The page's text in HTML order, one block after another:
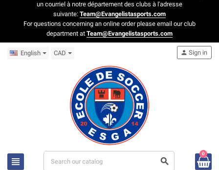
un courriel à notre département des clubs à l'adresse
suivante: Team@Evangelistasports.com
For questions concerning an online order please email our club
department at Team@Evangelistasports.com
English CAD
view_headline search
person Sign in
0